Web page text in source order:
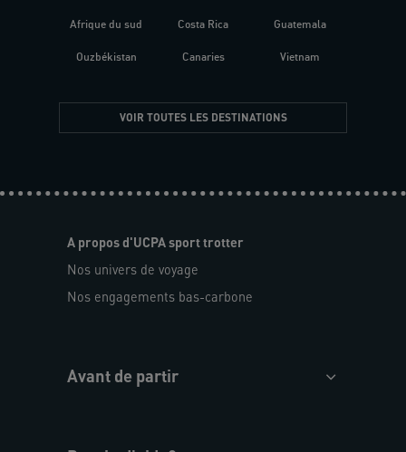
Afrique du sud
Ouzbékistan
Costa Rica
Canaries
Guatemala
Vietnam
VOIR TOUTES LES DESTINATIONS
A propos d'UCPA sport trotter
Nos univers de voyage
Nos engagements bas-carbone
Avant de partir